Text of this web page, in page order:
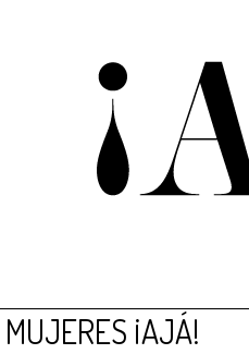
MUJERES ¡AJÁ!